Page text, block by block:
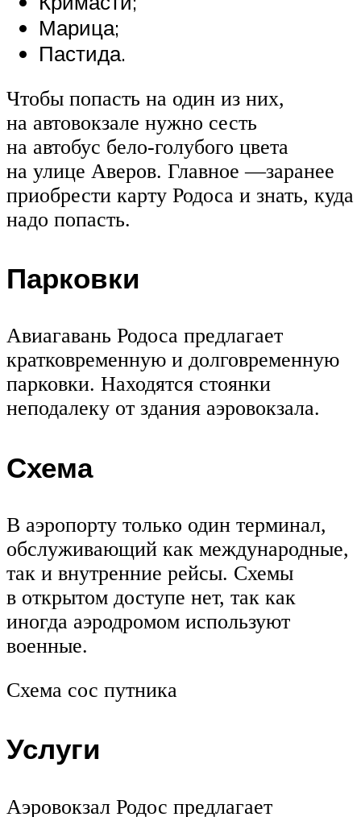
Марица;
Пастида.
Чтобы попасть на один из них,
на автовокзале нужно сесть
на автобус бело-голубого цвета
на улице Аверов. Главное —заранее
приобрести карту Родоса и знать, куда
надо попасть.
Парковки
Авиагавань Родоса предлагает
кратковременную и долговременную
парковки. Находятся стоянки
неподалеку от здания аэровокзала.
Схема
В аэропорту только один терминал,
обслуживающий как международные,
так и внутренние рейсы. Схемы
в открытом доступе нет, так как
иногда аэродромом используют
военные.
Схема сос путника
Услуги
Аэровокзал Родос предлагает